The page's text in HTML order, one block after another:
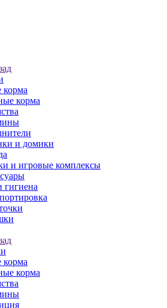
корма
корма
и домики
и игровые комплексы
гигиена
корма
корма